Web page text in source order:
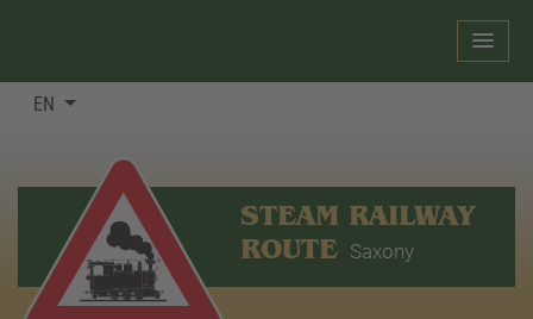
EN
STEAM RAILWAY
ROUTE Saxony